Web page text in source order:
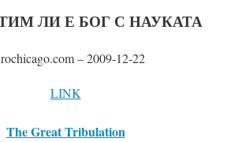
ЛИ Е БОГ С НАУКАТА
– 2009-12-22
LINK
The Great Tribulation